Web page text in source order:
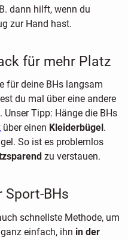
dann hilft, wenn du
zur Hand hast.
für mehr Platz
für deine BHs langsam
du mal über eine andere
Tipp: Hänge die BHs
über einen Kleiderbügel .
So ist es problemlos
zu verstauen.
Sport-BHs
schnellste Methode, um
einfach, ihn in der